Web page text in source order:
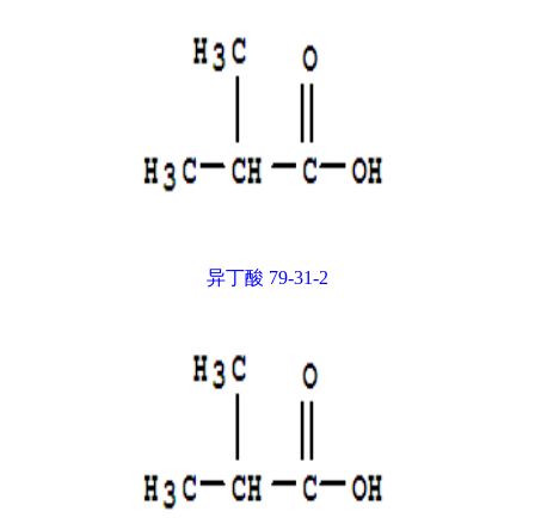
异丁酸 79-31-2